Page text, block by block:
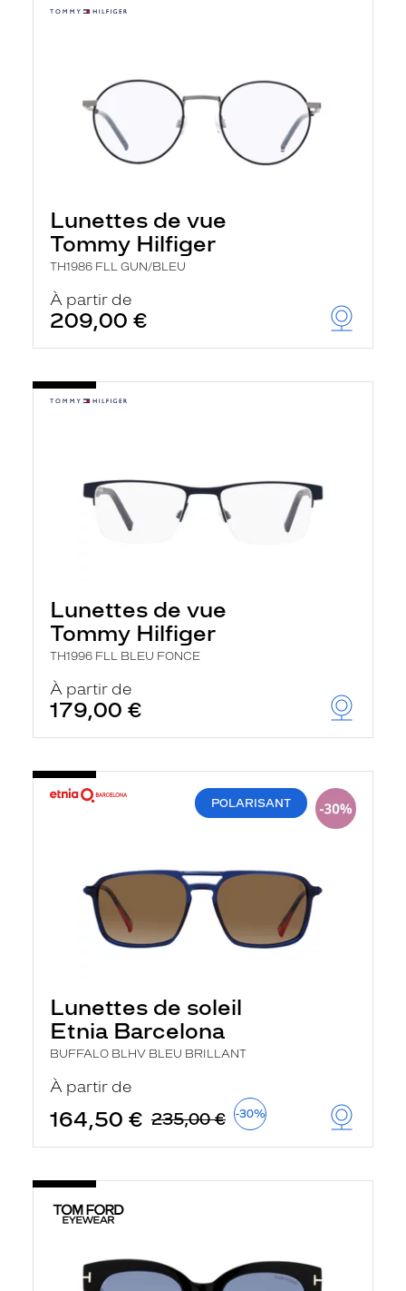
Lunettes de vue
Tommy Hilfiger
TH1986 FLL GUN/BLEU
À partir de
209,00 €
Lunettes de vue
Tommy Hilfiger
TH1996 FLL BLEU FONCE
À partir de
179,00 €
POLARISANT
Lunettes de soleil
Etnia Barcelona
BUFFALO BLHV BLEU BRILLANT
À partir de
164,50 € 235,00 € -30%